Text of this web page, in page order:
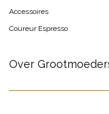
Accessoires
Coureur Espresso
Over